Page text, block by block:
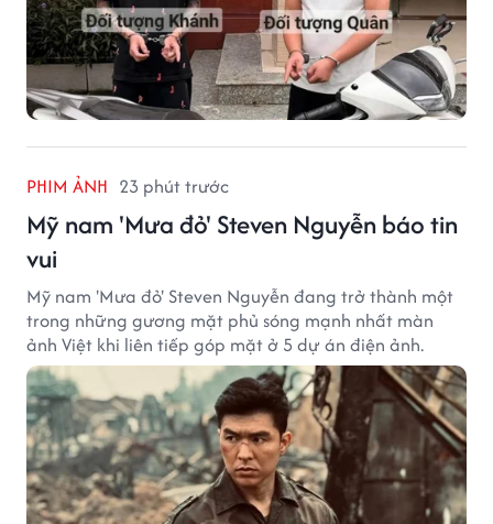
PHIM ẢNH 23 phút trước
Mỹ nam 'Mưa đỏ' Steven Nguyễn báo tin
vui
Mỹ nam 'Mưa đỏ' Steven Nguyễn đang trở thành một
trong những gương mặt phủ sóng mạnh nhất màn
ảnh Việt khi liên tiếp góp mặt ở 5 dự án điện ảnh.